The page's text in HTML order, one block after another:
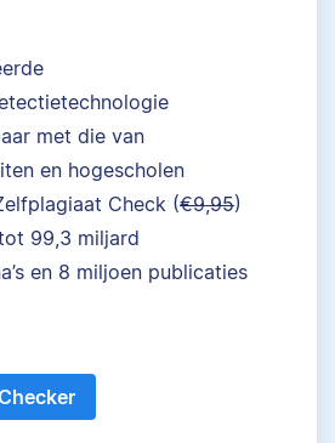
met die van
en hogescholen
Check (€9,95)
99,3 miljard
en 8 miljoen publicaties